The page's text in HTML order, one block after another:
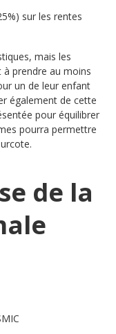
sur les rentes
mais les
prendre au moins
un de leur enfant
également de cette
pour équilibrer
pourra permettre
de la